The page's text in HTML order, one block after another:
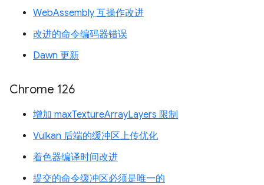
WebAssembly 互操作改进
改进的命令编码器错误
Dawn 更新
Chrome 126
增加 maxTextureArrayLayers 限制
Vulkan 后端的缓冲区上传优化
着色器编译时间改进
提交的命令缓冲区必须是唯一的